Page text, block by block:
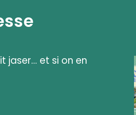
jaser... et si on en